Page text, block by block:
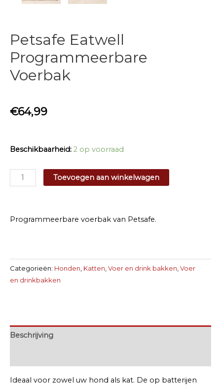
Petsafe Eatwell
Programmeerbare
Voerbak
€64,99
Beschikbaarheid: 2 op voorraad
Petsafe
Eatwell
Voerbak
Toevoegen aan winkelwagen
Programmeerbare voerbak van Petsafe.
Categorieën: Honden Katten Voer en drink bakken Voer
en drinkbakken
Beschrijving
Ideaal voor zowel uw hond als kat. De op batterijen